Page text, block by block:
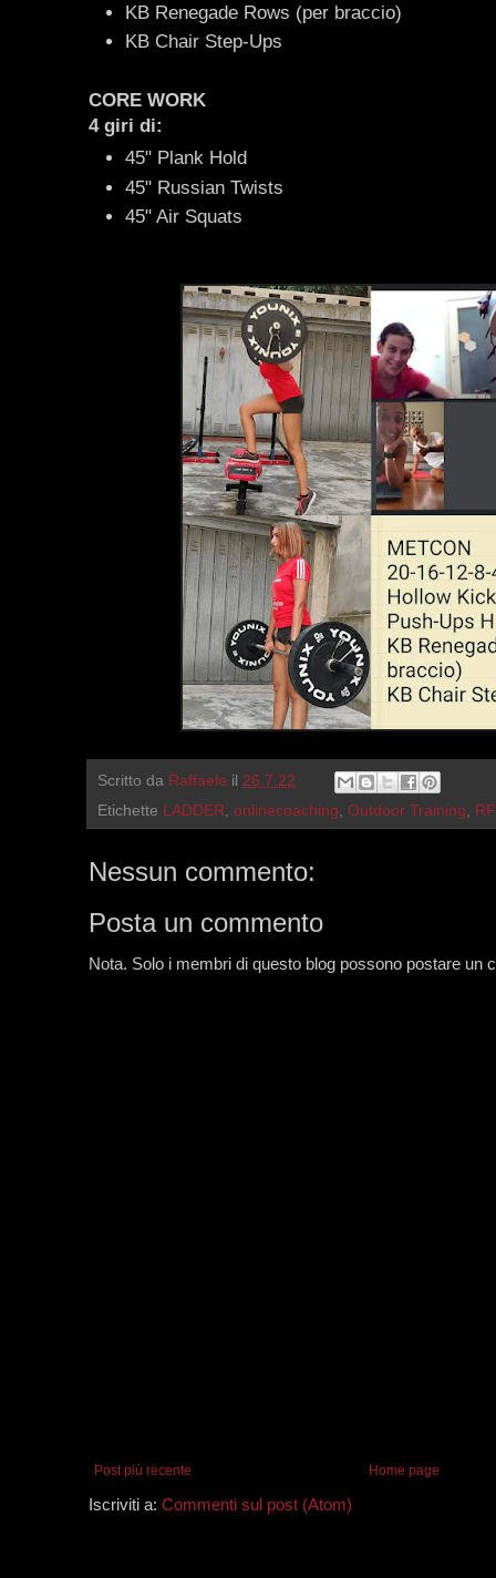
KB Renegade Rows (per braccio)
KB Chair Step-Ups
CORE WORK
4 giri di:
45" Plank Hold
45" Russian Twists
45" Air Squats
Scritto da Raffaele il 26.7.22
Etichette
LADDER onlinecoaching Outdoor Training
Nessun commento:
Posta un commento
Nota. Solo i membri di questo blog possono postare un
Post più recente Home page
Iscriviti a: Commenti sul post (Atom)